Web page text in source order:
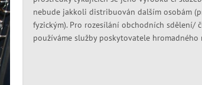
nebude jakkoli distribuován dalším osobám
fyzickým). Pro rozesílání obchodních sdělení/
používáme služby poskytovatele hromadného